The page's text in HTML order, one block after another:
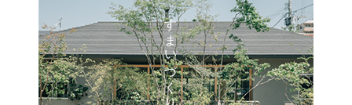
すまいづくり